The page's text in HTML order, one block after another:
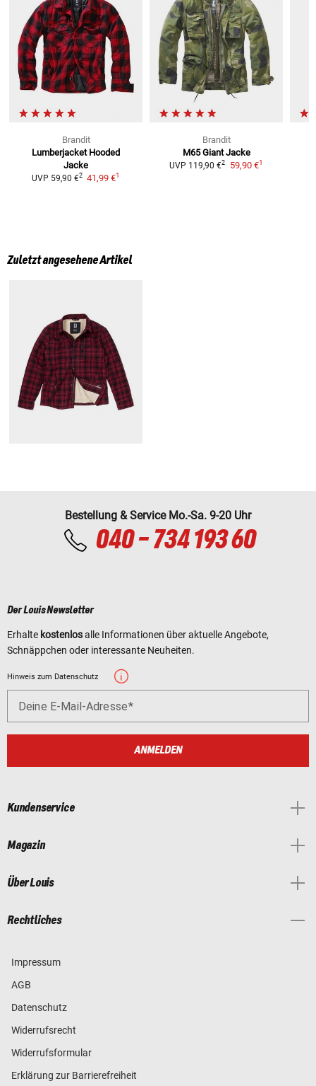
Brandit
Lumberjacket Hooded
Jacke
UVP 59,90 €2 41,99 €1
Brandit
M65 Giant Jacke
UVP 119,90 €2 59,90 €1
Zuletzt angesehene Artikel
Bestellung & Service Mo.-Sa. 9-20 Uhr
040 - 734 193 60
Der Louis Newsletter
Erhalte kostenlosalle Informationen über aktuelle Angebote,
Schnäppchen oder interessante Neuheiten.
Hinweis zum Datenschutz
Deine E-Mail-Adresse
ANMELDEN
Kundenservice
Magazin
Über Louis
Rechtliches
Impressum
AGB
Datenschutz
Widerrufsrecht
Widerrufsformular
Erklärung zur Barrierefreiheit